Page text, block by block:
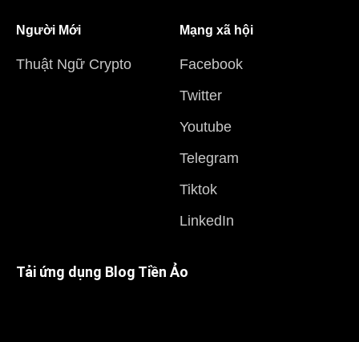
Người Mới
Thuật Ngữ Crypto
Mạng xã hội
Facebook
Twitter
Youtube
Telegram
Tiktok
LinkedIn
Tải ứng dụng Blog Tiền Ảo